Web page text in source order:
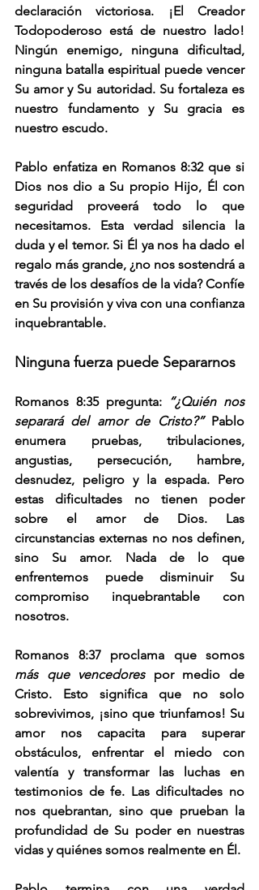
declaración victoriosa. ¡El Creador
Todopoderoso está de nuestro lado!
Ningún enemigo, ninguna dificultad,
ninguna batalla espiritual puede vencer
Su amor y Su autoridad. Su fortaleza es
nuestro fundamento y Su gracia es
nuestro escudo.
Pablo enfatiza en Romanos 8:32 que si
Dios nos dio a Su propio Hijo, Él con
seguridad proveerá todo lo que
necesitamos. Esta verdad silencia la
duda y el temor. Si Él ya nos ha dado el
regalo más grande, ¿no nos sostendrá a
través de los desafíos de la vida? Confíe
en Su provisión y viva con una confianza
inquebrantable.
Ninguna fuerza puede Separarnos
Romanos 8:35 pregunta: “¿Quién nos
separará del amor de Cristo?” Pablo
enumera pruebas, tribulaciones,
angustias, persecución, hambre,
desnudez, peligro y la espada. Pero
estas dificultades no tienen poder
sobre el amor de Dios. Las
circunstancias externas no nos definen,
sino Su amor. Nada de lo que
enfrentemos puede disminuir Su
compromiso inquebrantable con
nosotros.
más que vencedores por medio de
Cristo. Esto significa que no solo
sobrevivimos, ¡sino que triunfamos! Su
amor nos capacita para superar
obstáculos, enfrentar el miedo con
valentía y transformar las luchas en
testimonios de fe. Las dificultades no
nos quebrantan, sino que prueban la
profundidad de Su poder en nuestras
vidas y quiénes somos realmente en Él.